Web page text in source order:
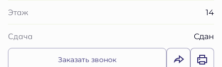
Этаж 14
Сдача Сдан
Заказать звонок